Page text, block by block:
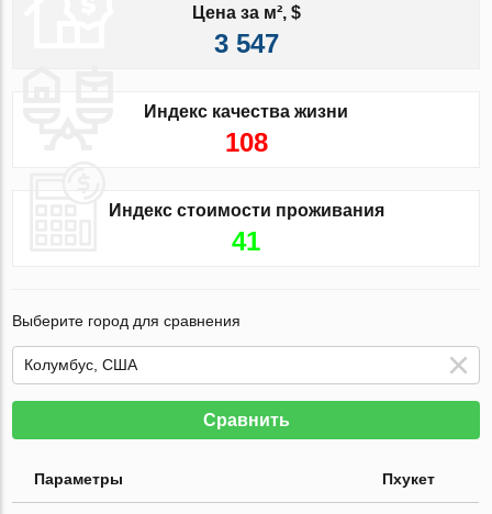
Цена за м², $
3 547
Индекс качества жизни
108
Индекс стоимости проживания
41
Выберите город для сравнения
Сравнить
Параметры Пхукет